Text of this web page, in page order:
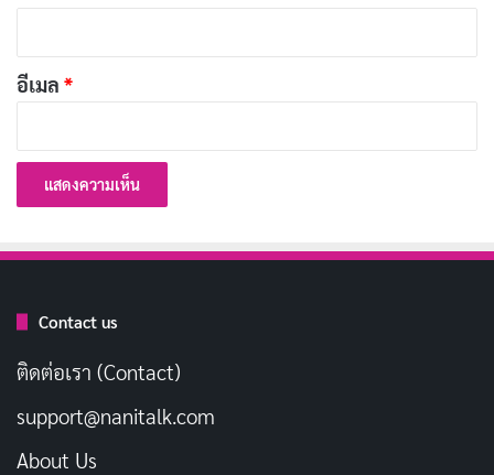
เลือดของเรา ความหวังของเขา
ส่งต่อความดี ส่งต่อชีวิต
บริจาคเลือดง่ายนิดเดียว แต่มีค่า
คัดลอก
ช่วยชีวิตผู้อื่นได้ด้วยความเต็มใจ
อีเมล *
Contact us
ติดต่อเรา (Contact)
support@nanitalk.com
About Us